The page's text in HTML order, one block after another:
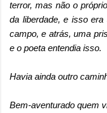
terror, mas não o
da liberdade, e isso
campo, e atrás, uma
e o poeta entendia isso.
Havia ainda outro
Bem-aventurado quem